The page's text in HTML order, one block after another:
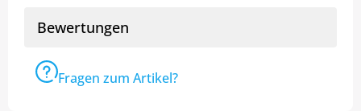
Bewertungen
Fragen zum Artikel?